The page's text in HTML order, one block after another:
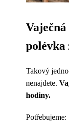
polévka
Takový
nenajdete.
hodiny.
Potřebujeme: